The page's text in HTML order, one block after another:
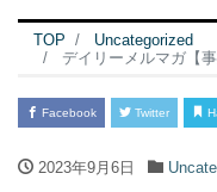
TOP
Uncategorized
デイリーメルマガ【
Facebook Twitter
2023年9月6日